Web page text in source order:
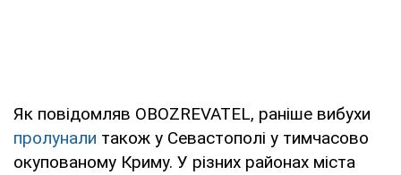
Як повідомляв OBOZREVATEL, раніше вибухи
пролунали також у Севастополі у тимчасово
окупованому Криму. У різних районах міста